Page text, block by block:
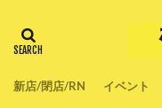
新店/閉店/RN イベント